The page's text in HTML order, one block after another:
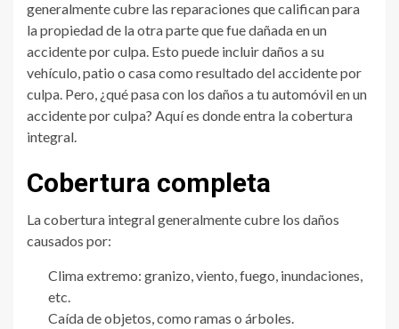
generalmente cubre las reparaciones que califican para
la propiedad de la otra parte que fue dañada en un
accidente por culpa. Esto puede incluir daños a su
vehículo, patio o casa como resultado del accidente por
culpa. Pero, ¿qué pasa con los daños a tu automóvil en un
accidente por culpa? Aquí es donde entra la cobertura
integral.
Cobertura completa
La cobertura integral generalmente cubre los daños
causados por:
Clima extremo: granizo, viento, fuego, inundaciones,
etc.
Caída de objetos, como ramas o árboles.